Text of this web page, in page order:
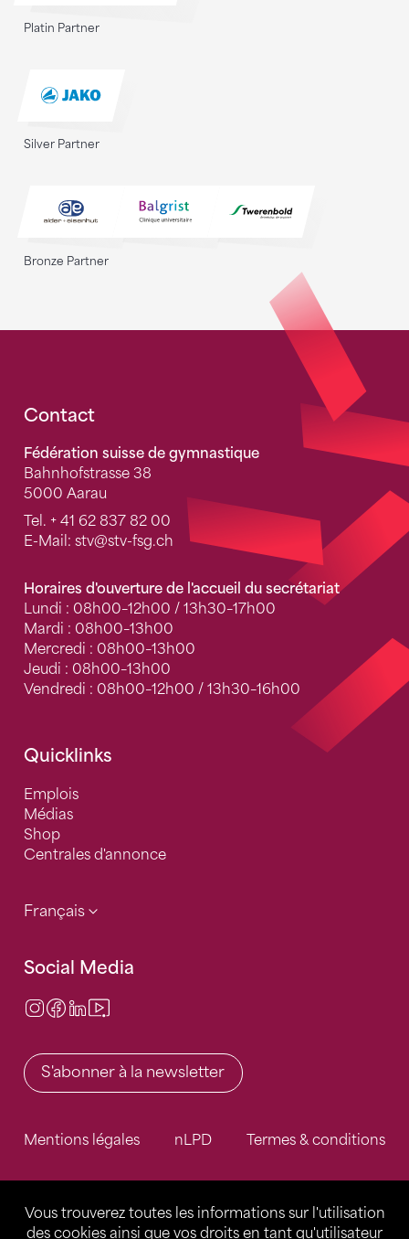
Vous trouverez toutes les informations sur l'utilisation
des cookies ainsi que vos droits en tant qu'utilisateur
Platin Partner
Silver Partner
Bronze Partner
Fusszeile
Contact
Fédération suisse de gymnastique
Bahnhofstrasse 38
5000 Aarau
Tel. + 41 62 837 82 00
E-Mail: stv@stv-fsg.ch
Horaires d'ouverture de l'accueil du secrétariat
Lundi : 08h00–12h00 / 13h30–17h00
Mardi : 08h00–13h00
Mercredi : 08h00–13h00
Jeudi : 08h00–13h00
Vendredi : 08h00–12h00 / 13h30–16h00
Quicklinks
Emplois
Médias
Shop
Centrales d'annonce
Français
Social Media
Instagram
Facebook
LinkedIn
S'abonner à la newsletter
Mentions légales nLPD Termes & conditions